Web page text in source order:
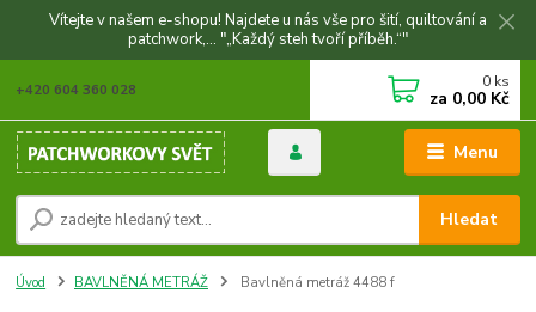
Vítejte v našem e-shopu! Najdete u nás vše pro šití, quiltování a
patchwork,... "„Každý steh tvoří příběh.“"
Menu
Hledat
+420 604 360 028 0 ks
za 0,00 Kč
Úvod BAVLNĚNÁ METRÁŽ Bavlněná metráž 4488 f